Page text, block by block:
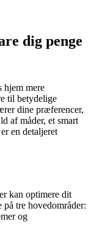
dig penge
hjem mere
til betydelige
dine præferencer,
af måder, et smart
en detaljeret
kan optimere dit
tre hovedområder:
og